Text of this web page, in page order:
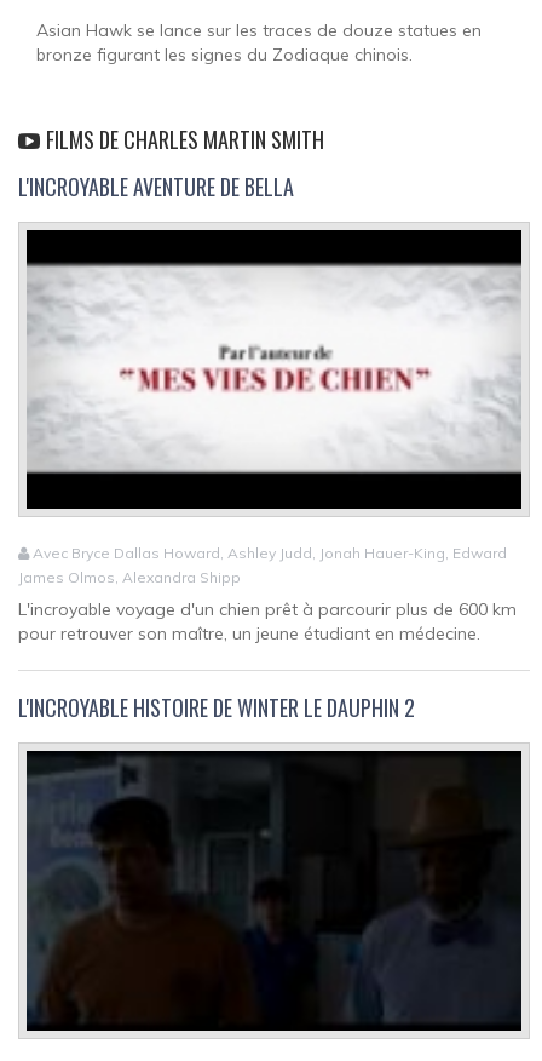
Asian Hawk se lance sur les traces de douze statues en
bronze figurant les signes du Zodiaque chinois.
FILMS DE CHARLES MARTIN SMITH
L'INCROYABLE AVENTURE DE BELLA
Avec Bryce Dallas Howard, Ashley Judd, Jonah Hauer-King, Edward
James Olmos, Alexandra Shipp
L'incroyable voyage d'un chien prêt à parcourir plus de 600 km
pour retrouver son maître, un jeune étudiant en médecine.
L'INCROYABLE HISTOIRE DE WINTER LE DAUPHIN 2